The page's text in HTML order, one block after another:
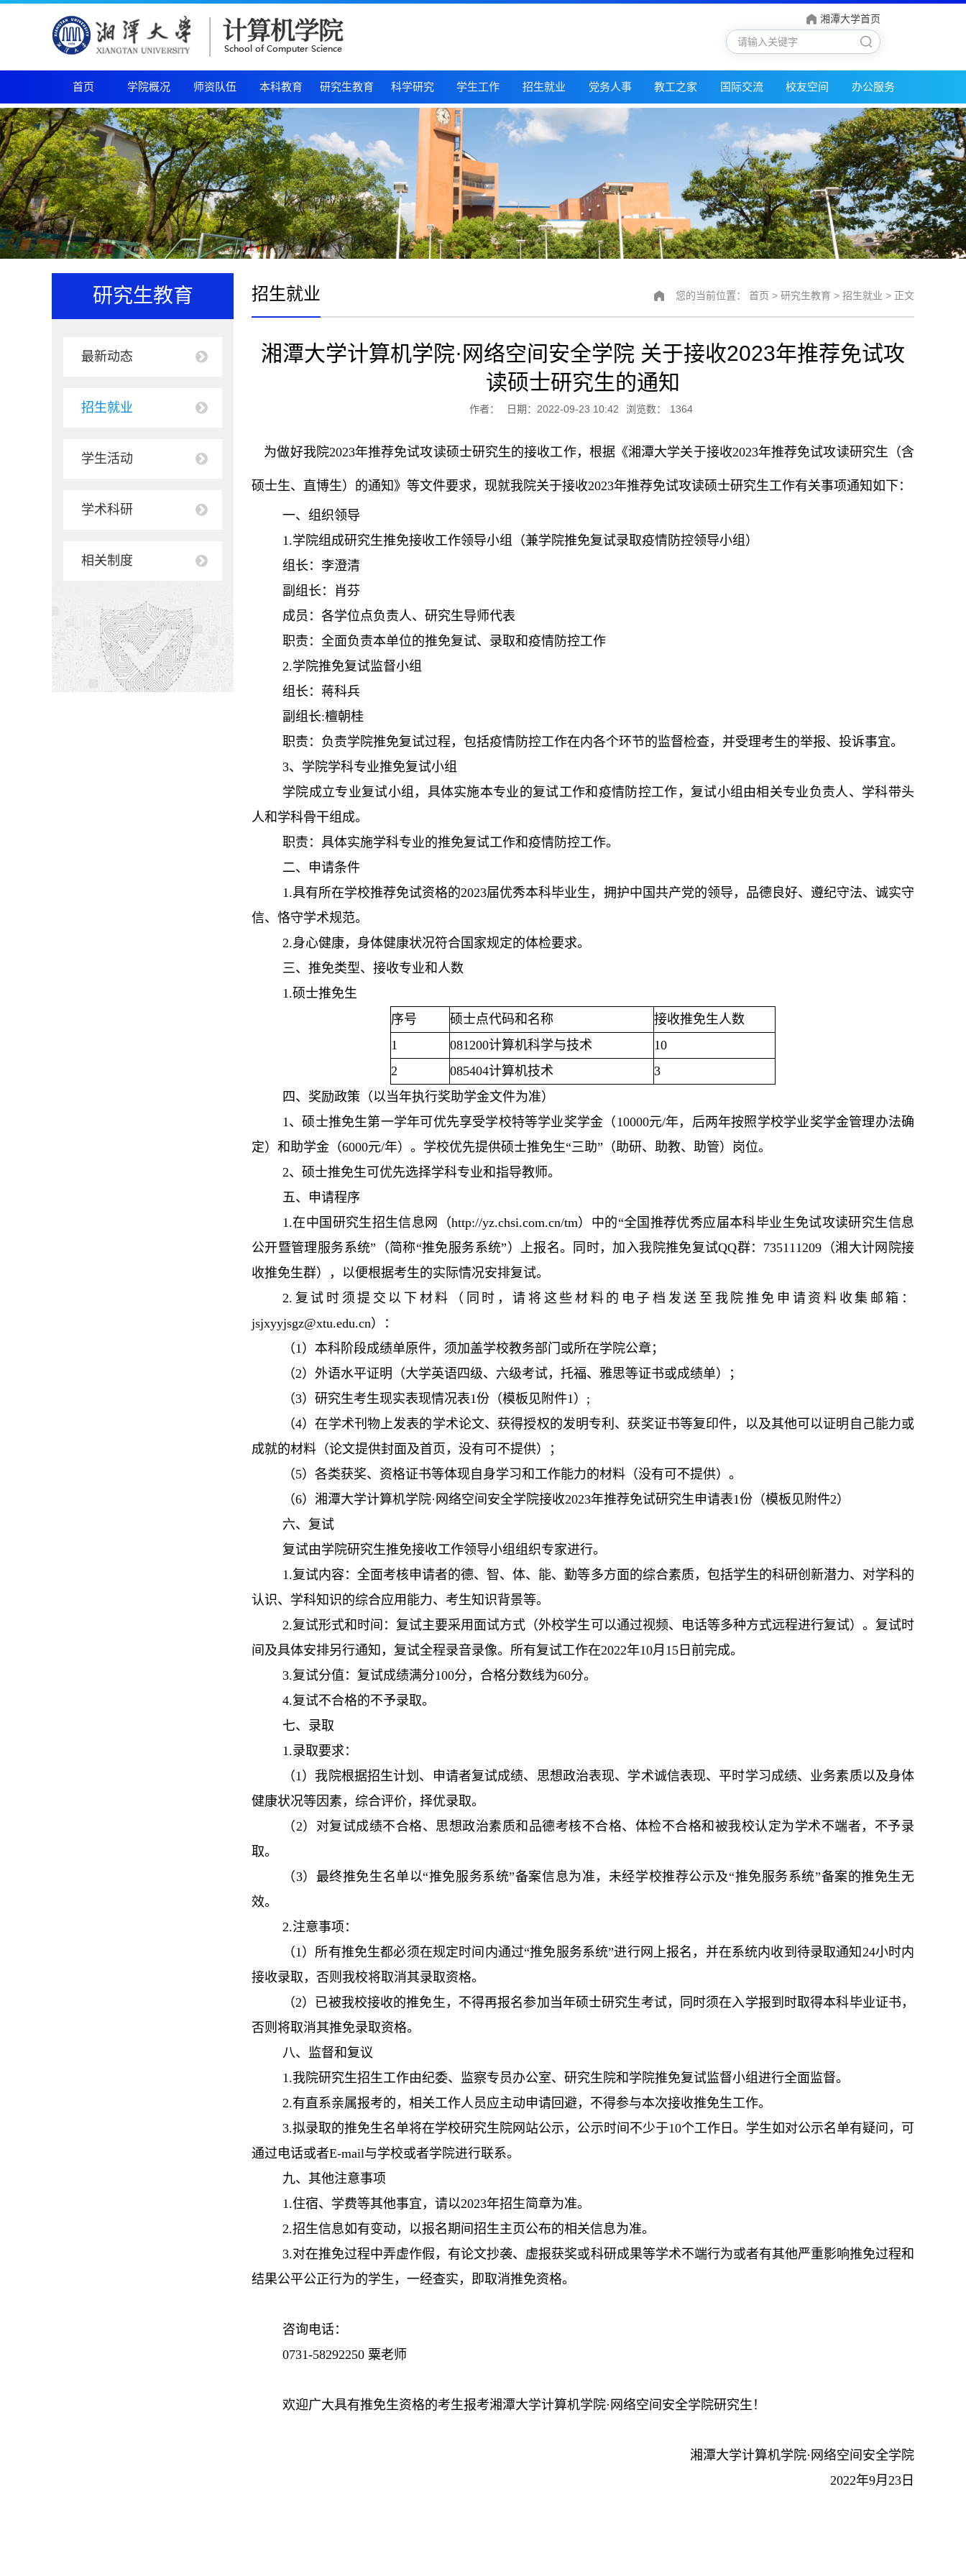
湘潭大学首页
首页 学院概况 师资队伍 本科教育 研究生教育 科学研究 学生工作 招生就业 党务人事 教工之家 国际交流 校友空间 办公服务
研究生教育
最新动态
招生就业
学生活动
学术科研
相关制度
招生就业 您的当前位置： 首页 > 研究生教育 > 招生就业 > 正文
湘潭大学计算机学院·网络空间安全学院 关于接收2023年推荐免试攻
读硕士研究生的通知
作者： 日期：2022-09-23 10:42 浏览数： 1364
为做好我院2023年推荐免试攻读硕士研究生的接收工作，根据《湘潭大学关于接收2023年推荐免试攻读研究生（含
硕士生、直博生）的通知》等文件要求，现就我院关于接收2023年推荐免试攻读硕士研究生工作有关事项通知如下：
一、组织领导
1.学院组成研究生推免接收工作领导小组（兼学院推免复试录取疫情防控领导小组）
组长：李澄清
副组长：肖芬
成员：各学位点负责人、研究生导师代表
职责：全面负责本单位的推免复试、录取和疫情防控工作
2.学院推免复试监督小组
组长：蒋科兵
副组长:檀朝桂
职责：负责学院推免复试过程，包括疫情防控工作在内各个环节的监督检查，并受理考生的举报、投诉事宜。
3、学院学科专业推免复试小组
学院成立专业复试小组，具体实施本专业的复试工作和疫情防控工作，复试小组由相关专业负责人、学科带头
人和学科骨干组成。
职责：具体实施学科专业的推免复试工作和疫情防控工作。
二、申请条件
1.具有所在学校推荐免试资格的2023届优秀本科毕业生，拥护中国共产党的领导，品德良好、遵纪守法、诚实守
信、恪守学术规范。
2.身心健康，身体健康状况符合国家规定的体检要求。
三、推免类型、接收专业和人数
1.硕士推免生
序号
硕士点代码和名称
接收推免生人数
1
081200计算机科学与技术
10
2
085404计算机技术
3
四、奖励政策（以当年执行奖助学金文件为准）
1、硕士推免生第一学年可优先享受学校特等学业奖学金（10000元/年，后两年按照学校学业奖学金管理办法确
定）和助学金（6000元/年）。学校优先提供硕士推免生“三助”（助研、助教、助管）岗位。
2、硕士推免生可优先选择学科专业和指导教师。
五、申请程序
1.在中国研究生招生信息网（http://yz.chsi.com.cn/tm）中的“全国推荐优秀应届本科毕业生免试攻读研究生信息
公开暨管理服务系统”（简称“推免服务系统”）上报名。同时，加入我院推免复试QQ群：735111209（湘大计网院接
收推免生群），以便根据考生的实际情况安排复试。
2.复试时须提交以下材料（同时，请将这些材料的电子档发送至我院推免申请资料收集邮箱：
jsjxyyjsgz@xtu.edu.cn）：
（1）本科阶段成绩单原件，须加盖学校教务部门或所在学院公章；
（2）外语水平证明（大学英语四级、六级考试，托福、雅思等证书或成绩单）；
（3）研究生考生现实表现情况表1份（模板见附件1）;
（4）在学术刊物上发表的学术论文、获得授权的发明专利、获奖证书等复印件，以及其他可以证明自己能力或
成就的材料（论文提供封面及首页，没有可不提供）；
（5）各类获奖、资格证书等体现自身学习和工作能力的材料（没有可不提供）。
（6）湘潭大学计算机学院·网络空间安全学院接收2023年推荐免试研究生申请表1份（模板见附件2）
六、复试
复试由学院研究生推免接收工作领导小组组织专家进行。
1.复试内容：全面考核申请者的德、智、体、能、勤等多方面的综合素质，包括学生的科研创新潜力、对学科的
认识、学科知识的综合应用能力、考生知识背景等。
2.复试形式和时间：复试主要采用面试方式（外校学生可以通过视频、电话等多种方式远程进行复试）。复试时
间及具体安排另行通知，复试全程录音录像。所有复试工作在2022年10月15日前完成。
3.复试分值：复试成绩满分100分，合格分数线为60分。
4.复试不合格的不予录取。
七、录取
1.录取要求：
（1）我院根据招生计划、申请者复试成绩、思想政治表现、学术诚信表现、平时学习成绩、业务素质以及身体
健康状况等因素，综合评价，择优录取。
（2）对复试成绩不合格、思想政治素质和品德考核不合格、体检不合格和被我校认定为学术不端者，不予录
取。
（3）最终推免生名单以“推免服务系统”备案信息为准，未经学校推荐公示及“推免服务系统”备案的推免生无
效。
2.注意事项：
（1）所有推免生都必须在规定时间内通过“推免服务系统”进行网上报名，并在系统内收到待录取通知24小时内
接收录取，否则我校将取消其录取资格。
（2）已被我校接收的推免生，不得再报名参加当年硕士研究生考试，同时须在入学报到时取得本科毕业证书，
否则将取消其推免录取资格。
八、监督和复议
1.我院研究生招生工作由纪委、监察专员办公室、研究生院和学院推免复试监督小组进行全面监督。
2.有直系亲属报考的，相关工作人员应主动申请回避，不得参与本次接收推免生工作。
3.拟录取的推免生名单将在学校研究生院网站公示，公示时间不少于10个工作日。学生如对公示名单有疑问，可
通过电话或者E-mail与学校或者学院进行联系。
九、其他注意事项
1.住宿、学费等其他事宜，请以2023年招生简章为准。
2.招生信息如有变动，以报名期间招生主页公布的相关信息为准。
3.对在推免过程中弄虚作假，有论文抄袭、虚报获奖或科研成果等学术不端行为或者有其他严重影响推免过程和
结果公平公正行为的学生，一经查实，即取消推免资格。
咨询电话：
0731-58292250 粟老师
欢迎广大具有推免生资格的考生报考湘潭大学计算机学院·网络空间安全学院研究生！
湘潭大学计算机学院·网络空间安全学院
2022年9月23日